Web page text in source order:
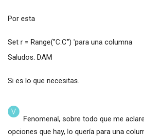
Por esta
Set r = Range("C:C") 'para una columna
Saludos. DAM
Si es lo que necesitas.
Fenomenal, sobre todo que me
opciones que hay, lo quería para una